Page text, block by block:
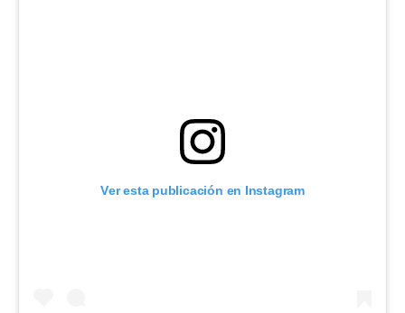
Ver esta publicación en Instagram